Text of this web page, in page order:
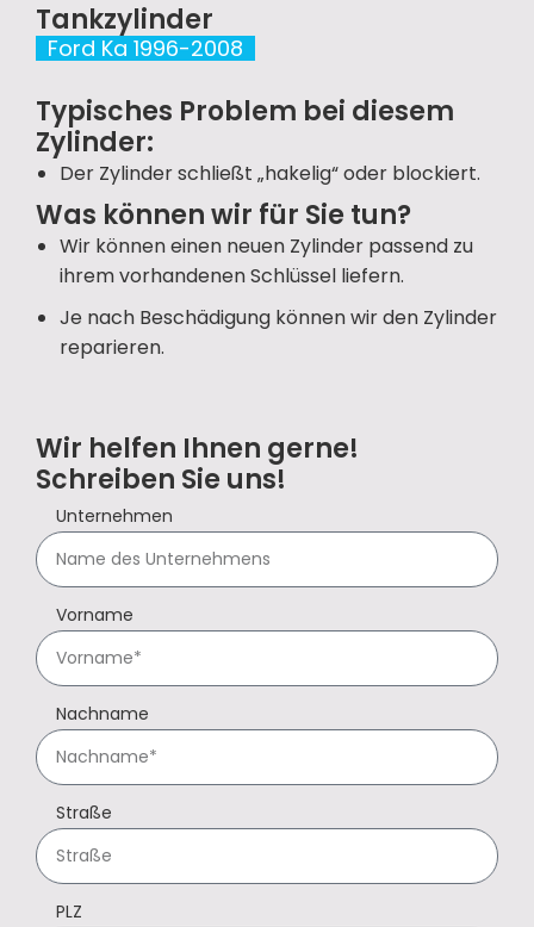
Tankzylinder
Ford Ka 1996-2008
Typisches Problem bei diesem
Zylinder:
Der Zylinder schließt „hakelig“ oder blockiert.
Was können wir für Sie tun?
Wir können einen neuen Zylinder passend zu
ihrem vorhandenen Schlüssel liefern.
Je nach Beschädigung können wir den Zylinder
reparieren.
Wir helfen Ihnen gerne!
Schreiben Sie uns!
Unternehmen
Vorname
Nachname
Straße
PLZ